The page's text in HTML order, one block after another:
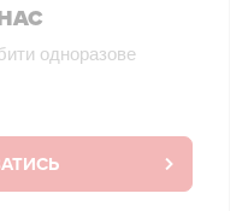
одноразове